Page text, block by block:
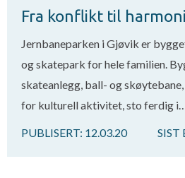
Fra konflikt til harmoni
Jernbaneparken i Gjøvik er
og skatepark for hele familien.
skateanlegg, ball- og
for kulturell aktivitet, sto ferdig
PUBLISERT: 12.03.20 SIST